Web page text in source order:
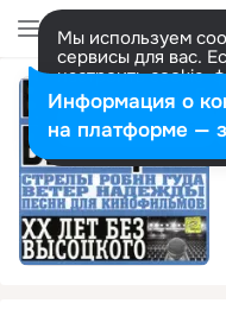
Мы используем
сервисы для вас.
настроить cookie-
представитель.
Разрешить все
Информация о
на платформе —